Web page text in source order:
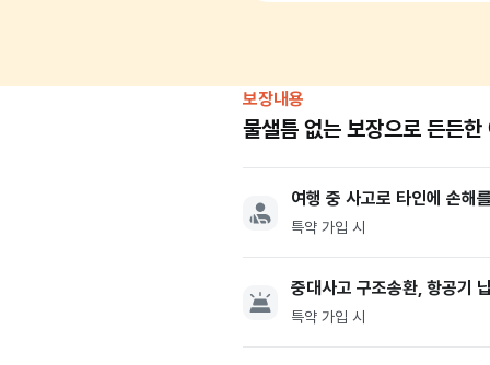
보장내용
물샐틈 없는 보장으로 든든한
여행 중 사고로 타인에 손해
특약 가입 시
중대사고 구조송환, 항공기
특약 가입 시